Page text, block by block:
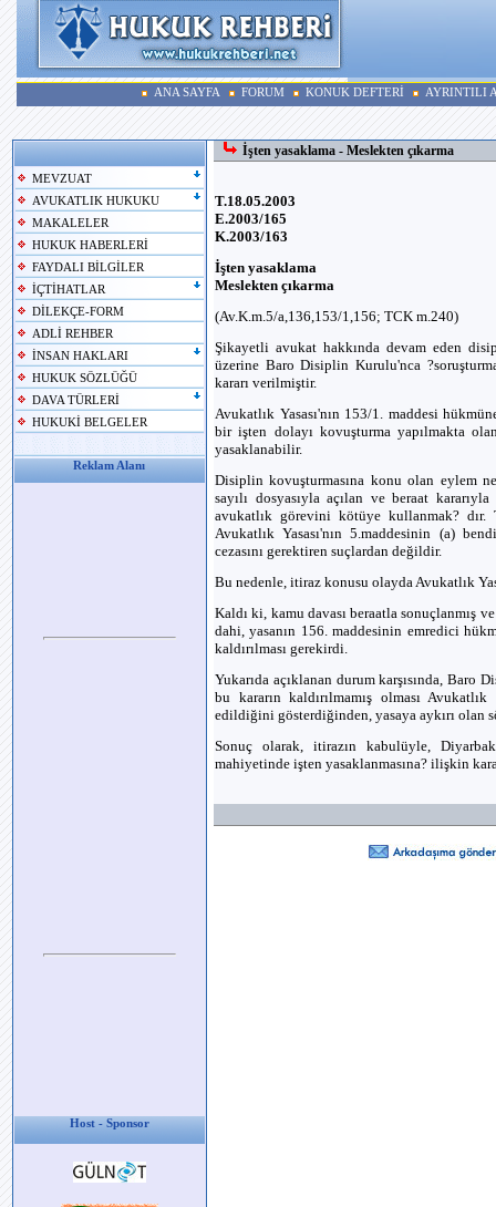
ANA SAYFA FORUM KONUK DEFTERİ AYRINTILI
MEVZUAT
AVUKATLIK HUKUKU
MAKALELER
HUKUK HABERLERİ
FAYDALI BİLGİLER
İÇTİHATLAR
DİLEKÇE-FORM
ADLİ REHBER
İNSAN HAKLARI
HUKUK SÖZLÜĞÜ
DAVA TÜRLERİ
HUKUKİ BELGELER
Reklam Alanı
Host - Sponsor
İşten yasaklama - Meslekten çıkarma
T.18.05.2003
E.2003/165
K.2003/163
İşten yasaklama
Meslekten çıkarma
(Av.K.m.5/a,136,153/1,156; TCK m.240)
Şikayetli avukat hakkında devam eden
üzerine Baro Disiplin Kurulu'nca
kararı verilmiştir.
Avukatlık Yasası'nın 153/1. maddesi
bir işten dolayı kovuşturma yapılmakta
yasaklanabilir.
Disiplin kovuşturmasına konu olan eylem
sayılı dosyasıyla açılan ve beraat
avukatlık görevini kötüye kullanmak? dır.
Avukatlık Yasası'nın 5.maddesinin (a)
cezasını gerektiren suçlardan değildir.
Bu nedenle, itiraz konusu olayda Avukatlık
Kaldı ki, kamu davası beraatla sonuçlanmış
dahi, yasanın 156. maddesinin emredici
kaldırılması gerekirdi.
Yukarıda açıklanan durum karşısında, Baro
bu kararın kaldırılmamış olması
edildiğini gösterdiğinden, yasaya aykırı olan
Sonuç olarak, itirazın kabulüyle,
mahiyetinde işten yasaklanmasına? ilişkin